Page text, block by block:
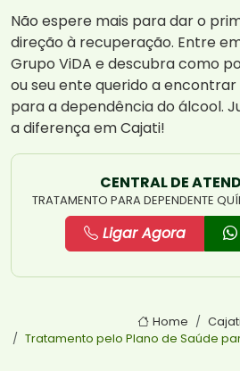
Não espere mais para dar o
direção à recuperação. Entre
Grupo ViDA e descubra como
ou seu ente querido a
para a dependência do álcool.
a diferença em Cajati!
CENTRAL DE
TRATAMENTO PARA DEPENDENTE
Ligar Agora
Home
Tratamento pelo Plano de Saúde